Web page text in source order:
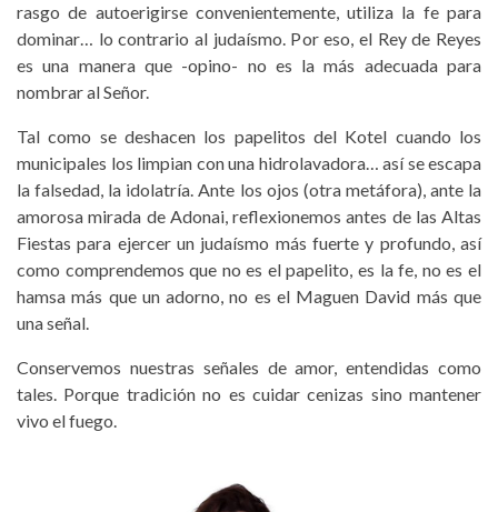
rasgo de autoerigirse convenientemente, utiliza la fe para
dominar… lo contrario al judaísmo. Por eso, el Rey de Reyes
es una manera que -opino- no es la más adecuada para
nombrar al Señor.
Tal como se deshacen los papelitos del Kotel cuando los
municipales los limpian con una hidrolavadora… así se escapa
la falsedad, la idolatría. Ante los ojos (otra metáfora), ante la
amorosa mirada de Adonai, reflexionemos antes de las Altas
Fiestas para ejercer un judaísmo más fuerte y profundo, así
como comprendemos que no es el papelito, es la fe, no es el
hamsa más que un adorno, no es el Maguen David más que
una señal.
Conservemos nuestras señales de amor, entendidas como
tales. Porque tradición no es cuidar cenizas sino mantener
vivo el fuego.